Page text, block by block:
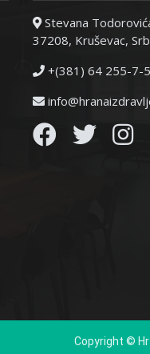
Stevana
37208, Kruševac,
+(381) 64 255-7-
Copyright ©